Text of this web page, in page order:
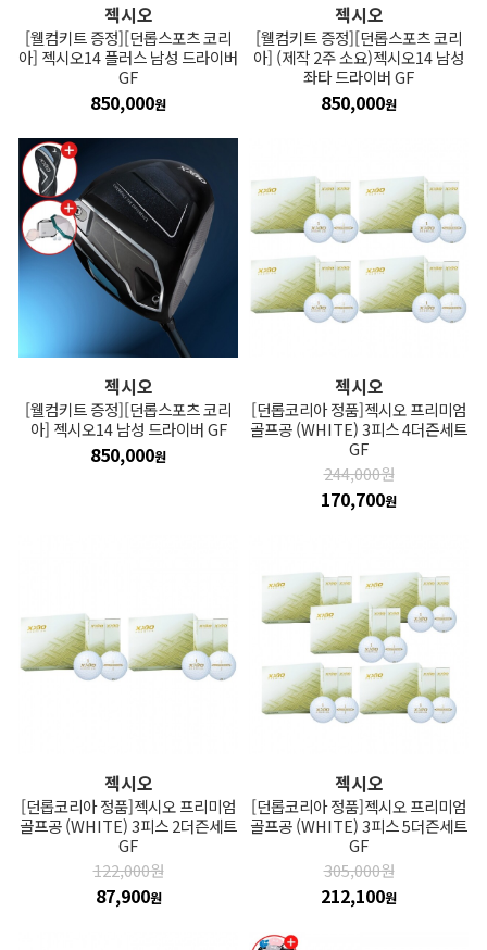
젝시오
[웰컴키트 증정][던롭스포츠 코리
아] 젝시오14 플러스 남성 드라이버
GF
850,000원
젝시오
[웰컴키트 증정][던롭스포츠 코리
아] (제작 2주 소요)젝시오14 남성
좌타 드라이버 GF
850,000원
젝시오
[웰컴키트 증정][던롭스포츠 코리
아] 젝시오14 남성 드라이버 GF
850,000원
젝시오
[던롭코리아 정품]젝시오 프리미엄
골프공 (WHITE) 3피스 4더즌세트
GF
244,000원
170,700원
젝시오
[던롭코리아 정품]젝시오 프리미엄
골프공 (WHITE) 3피스 2더즌세트
GF
122,000원
87,900원
젝시오
[던롭코리아 정품]젝시오 프리미엄
골프공 (WHITE) 3피스 5더즌세트
GF
305,000원
212,100원